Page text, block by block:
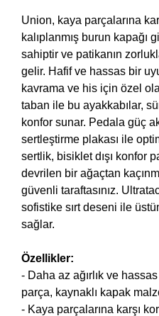
Union, kaya parçalarına
kalıplanmış burun kapağı
sahiptir ve patikanın
gelir. Hafif ve hassas bir
kavrama ve his için özel
taban ile bu ayakkabılar,
konfor sunar. Pedala güç
sertleştirme plakası ile
sertlik, bisiklet dışı konfor
devrilen bir ağaçtan
güvenli taraftasınız.
sofistike sırt deseni ile
sağlar.
Özellikler:
- Daha az ağırlık ve
parça, kaynaklı kapak
- Kaya parçalarına karşı